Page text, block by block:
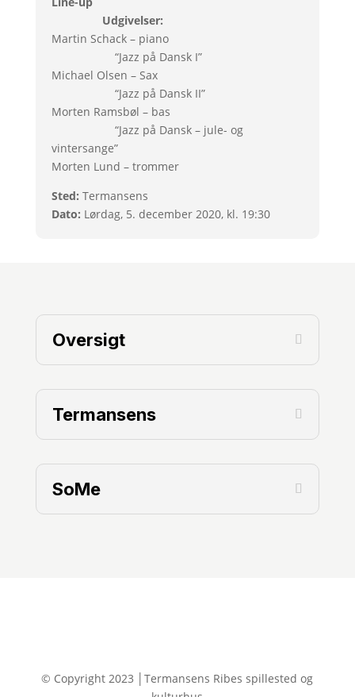
Udgivelser:
Martin Schack – piano
“Jazz på Dansk I”
Michael Olsen – Sax
“Jazz på Dansk II”
Morten Ramsbøl – bas
“Jazz på Dansk – jule- og
vintersange”
Morten Lund – trommer
Sted: Termansens
Dato: Lørdag, 5. december 2020, kl. 19:30
Oversigt
Termansens
SoMe
© Copyright 2023 │Termansens Ribes spillested og